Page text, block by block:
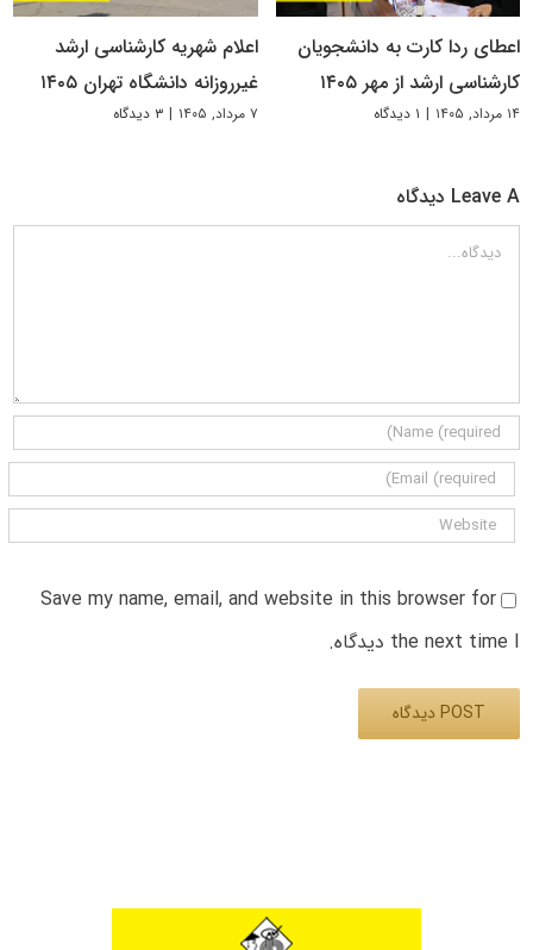
اعطای ردا کارت به دانشجویان
کارشناسی ارشد از مهر ۱۴۰۵
۱۴ مرداد, ۱۴۰۵ | ۱ دیدگاه
اعلام شهریه کارشناسی ارشد
غیرروزانه دانشگاه تهران ۱۴۰۵
۷ مرداد, ۱۴۰۵ | ۳ دیدگاه
Leave A دیدگاه
دیدگاه
Save my name, email, and website in this browser for
the next time I دیدگاه.